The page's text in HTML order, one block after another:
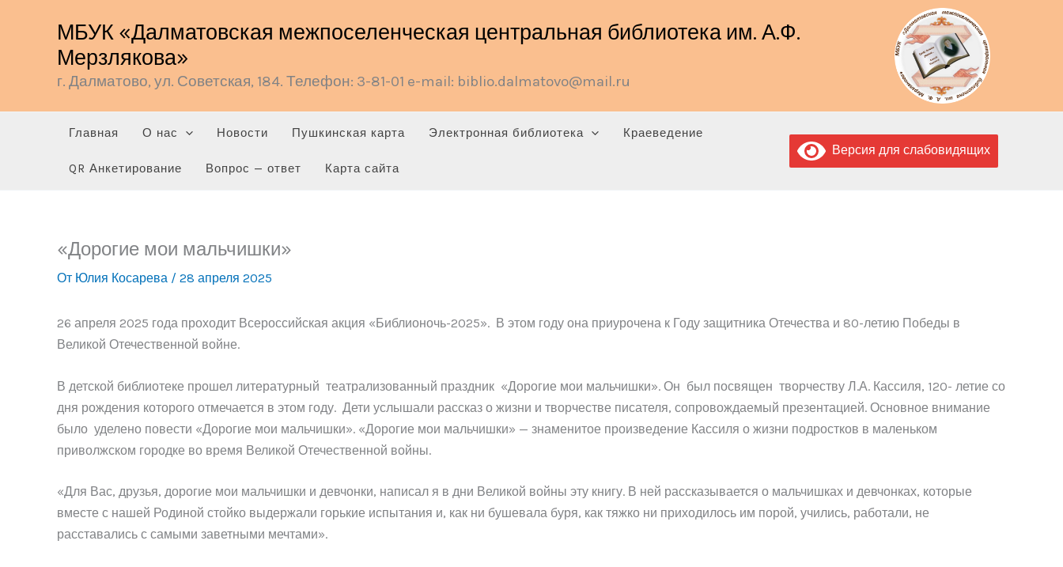
содержимому
МБУК «Далматовская межпоселенческая центральная библиотека им. А.Ф.
Мерзлякова»
г. Далматово, ул. Советская, 184. Телефон: 3-81-01 e-mail: biblio.dalmatovo@mail.ru
Главная О нас Новости Пушкинская карта Электронная библиотека Краеведение
QR Анкетирование Вопрос — ответ Карта сайта
Версия для слабовидящих
«Дорогие мои мальчишки»
От Юлия Косарева / 28 апреля 2025
26 апреля 2025 года проходит Всероссийская акция «Библионочь-2025». В этом году она приурочена к Году защитника Отечества и 80-летию Победы в
Великой Отечественной войне.
В детской библиотеке прошел литературный театрализованный праздник «Дорогие мои мальчишки». Он был посвящен творчеству Л.А. Кассиля, 120- летие со
дня рождения которого отмечается в этом году. Дети услышали рассказ о жизни и творчестве писателя, сопровождаемый презентацией. Основное внимание
было уделено повести «Дорогие мои мальчишки». «Дорогие мои мальчишки» — знаменитое произведение Кассиля о жизни подростков в маленьком
приволжском городке во время Великой Отечественной войны.
«Для Вас, друзья, дорогие мои мальчишки и девчонки, написал я в дни Великой войны эту книгу. В ней рассказывается о мальчишках и девчонках, которые
вместе с нашей Родиной стойко выдержали горькие испытания и, как ни бушевала буря, как тяжко ни приходилось им порой, учились, работали, не
расставались с самыми заветными мечтами».